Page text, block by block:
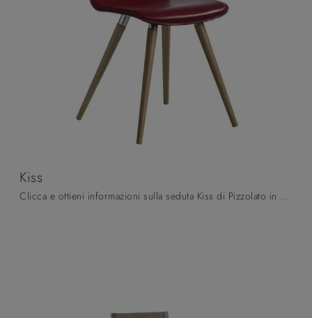
Kiss
Clicca e ottieni informazioni sulla seduta Kiss di Pizzolato in cuoio: le più belle Sedie fisse moderne ti aspettano.